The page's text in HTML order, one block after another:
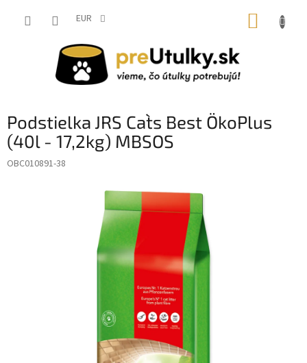
EUR
Podstielka JRS Cat`s Best ÖkoPlus
(40l - 17,2kg) MBSOS
OBC010891-38